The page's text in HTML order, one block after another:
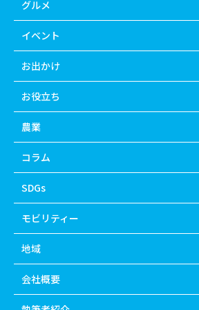
グルメ
イベント
お出かけ
お役立ち
農業
コラム
SDGs
モビリティー
地域
会社概要